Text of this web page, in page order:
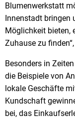
Blumenwerkstatt
Innenstadt bringen
Möglichkeit bieten,
Zuhause zu
Besonders in
die Beispiele von
lokale Geschäfte
Kundschaft
bei, das